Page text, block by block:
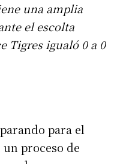
una amplia
el escolta
Tigres igualó 0 a 0
para el
proceso de